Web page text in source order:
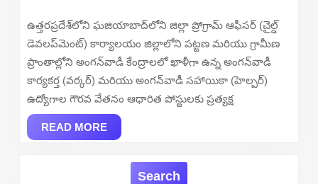
ఉత్తరప్రదేశ్‌లోని ఘజియాబాద్‌లోని జిల్లా ప్రోగ్రామ్ ఆఫీసర్ (చైల్డ్
డెవలప్‌మెంట్) కార్యాలయం జిల్లాలోని పట్టణ మరియు గ్రామీణ
ప్రాంతాల్లోని అంగన్‌వాడీ కేంద్రాలలో ఖాళీగా ఉన్న అంగన్‌వాడీ
కార్యకర్త (వర్కర్) మరియు అంగన్‌వాడీ సహాయికా (హెల్పర్)
ఉద్యోగాల గౌరవ వేతనం ఆధారిత పోస్టులకు ప్రత్యక్ష
READ MOREREAD
MORE
Search